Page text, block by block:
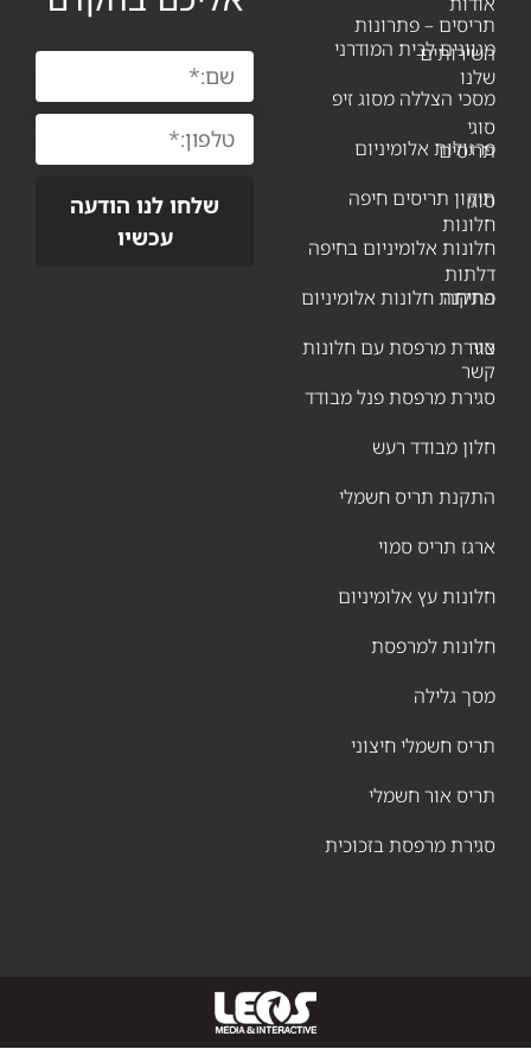
– פתרונות
לבית המודרני
הצללה מסוג זיפ
אלומיניום
תריסים חיפה
אלומיניום בחיפה
חלונות אלומיניום
מרפסת עם חלונות
מרפסת פנל מבודד
מבודד רעש
תריס חשמלי
תריס סמוי
עץ אלומיניום
למרפסת
גלילה
חשמלי חיצוני
אור חשמלי
מרפסת בזכוכית
שלחו לנו הודעה
עכשיו